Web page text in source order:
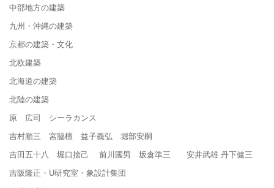
中部地方の建築
九州・沖縄の建築
京都の建築・文化
北欧建築
北海道の建築
北陸の建築
原 広司 シーラカンス
吉村順三 宮脇檀 益子義弘 堀部安嗣
吉田五十八 堀口捨己 前川國男 坂倉準三 安井武雄 丹下健三
吉阪隆正・U研究室・象設計集団